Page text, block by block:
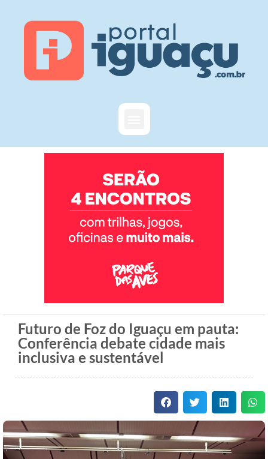
Futuro de Foz do Iguaçu em pauta:
Conferência debate cidade mais
inclusiva e sustentável